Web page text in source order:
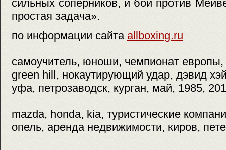
сильных соперников, и бой против
простая задача».
по информации сайта allboxing.ru
самоучитель, юноши, чемпионат
green hill, нокаутирующий удар, дэвид
уфа, петрозаводск, курган, май, 1985,
mazda, honda, kia, туристические
опель, аренда недвижимости, киров,